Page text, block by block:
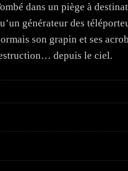
dans un piège à
générateur des
son grapin et ses
depuis le ciel.